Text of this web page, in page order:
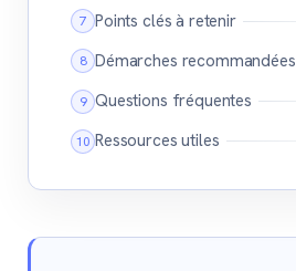
Points clés à retenir
Démarches recommandées
Questions fréquentes
Ressources utiles